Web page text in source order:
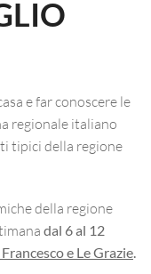
e far conoscere le
regionale italiano
tipici della regione
della regione
dal 6 al 12
e Le Grazie.